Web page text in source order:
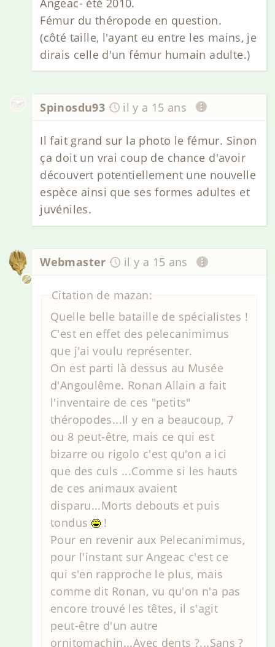
Fémur du théropode en question.
(côté taille, l'ayant eu entre les mains, je
dirais celle d'un fémur humain adulte.)
Spinosdu93 il y a 15 ans
Il fait grand sur la photo le fémur. Sinon
ça doit un vrai coup de chance d'avoir
découvert potentiellement une nouvelle
espèce ainsi que ses formes adultes et
juvéniles.
Webmaster il y a 15 ans
Citation de mazan:
Quelle belle bataille de spécialistes !
C'est en effet des pelecanimimus
que j'ai voulu représenter.
On est parti là dessus au Musée
d'Angoulême. Ronan Allain a fait
l'inventaire de ces "petits"
théropodes...Il y en a beaucoup, 7
ou 8 peut-être, mais ce qui est
bizarre ou rigolo c'est qu'on a ici
que des culs ...Comme si les hauts
de ces animaux avaient
disparu...Morts debouts et puis
tondus
!
Pour en revenir aux Pelecanimimus,
pour l'instant sur Angeac c'est ce
qui s'en rapproche le plus, mais
comme dit Ronan, vu qu'on n'a pas
encore trouvé les têtes, il s'agit
peut-être d'un autre
ornitomachin...Avec dents ?...Sans ?